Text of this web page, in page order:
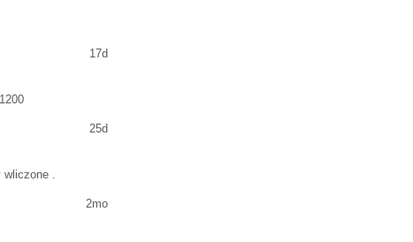
17d
25d
wliczone .
2mo